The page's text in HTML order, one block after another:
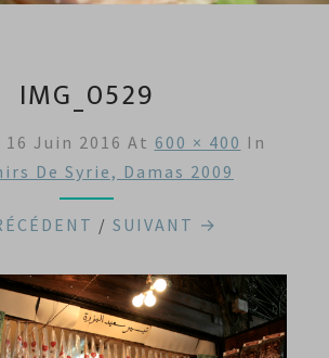
IMG_0529
16 Juin 2016 At 600 × 400 In
De Syrie, Damas 2009
/ SUIVANT →